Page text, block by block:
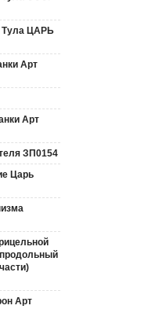
Тула ЦАРЬ
Арт
Арт
ЗП0154
Царь
Арт